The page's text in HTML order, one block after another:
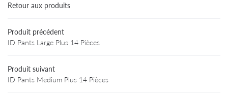
Produits
Retour aux produits
Produit précédent
ID Pants Large Plus 14 Pièces
Produit suivant
ID Pants Medium Plus 14 Pièces